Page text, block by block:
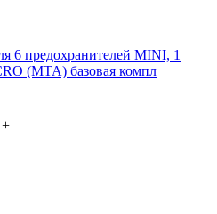
6 предохранителей MINI, 1
(MTA) базовая компл
+